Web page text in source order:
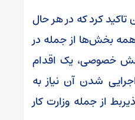
تاکید کرد که در هر حال
بخش‌ها از جمله در
خصوصی، یک اقدام
شدن آن نیاز به
از جمله وزارت کار